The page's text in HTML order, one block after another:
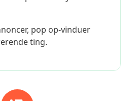
pop op-vinduer
ting.